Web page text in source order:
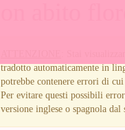
tradotto automaticamente in
potrebbe contenere errori di
Per evitare questi possibili
versione inglese o spagnola dal